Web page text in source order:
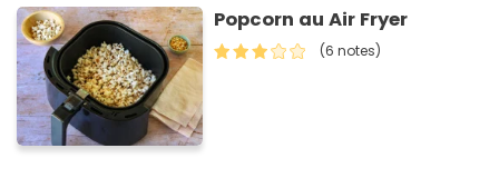
Popcorn au Air Fryer
(6 notes)